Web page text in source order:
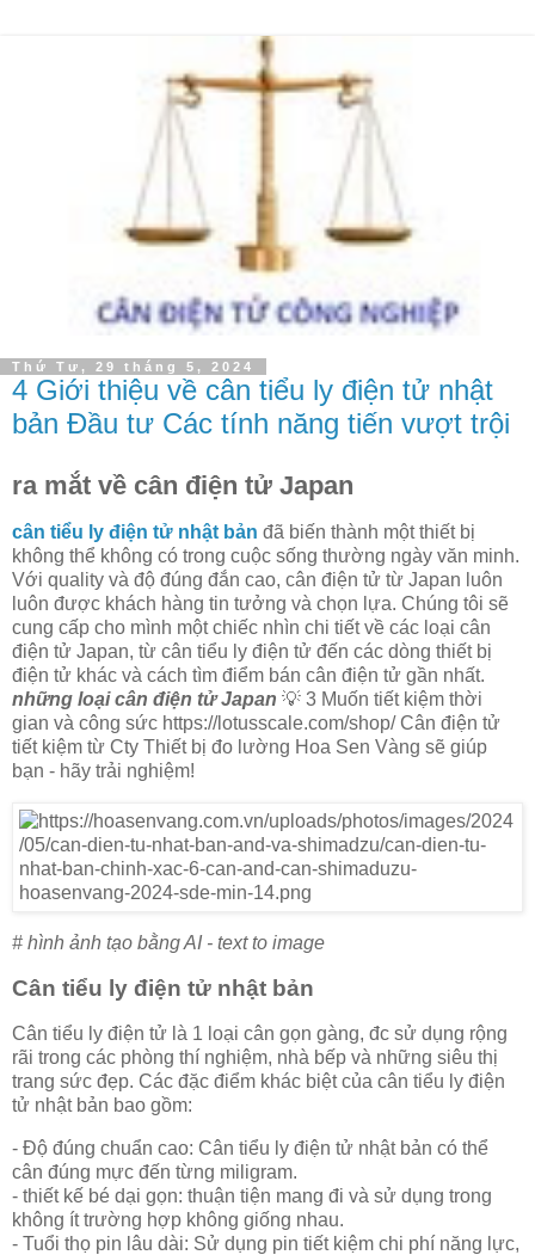
Thứ Tư, 29 tháng 5, 2024
4 Giới thiệu về cân tiểu ly điện tử nhật
bản Đầu tư Các tính năng tiến vượt trội
ra mắt về cân điện tử Japan
cân tiểu ly điện tử nhật bản đã biến thành một thiết bị
không thể không có trong cuộc sống thường ngày văn minh.
Với quality và độ đúng đắn cao, cân điện tử từ Japan luôn
luôn được khách hàng tin tưởng và chọn lựa. Chúng tôi sẽ
cung cấp cho mình một chiếc nhìn chi tiết về các loại cân
điện tử Japan, từ cân tiểu ly điện tử đến các dòng thiết bị
điện tử khác và cách tìm điểm bán cân điện tử gần nhất.
những loại cân điện tử Japan 💡 3 Muốn tiết kiệm thời
gian và công sức https://lotusscale.com/shop/ Cân điện tử
tiết kiệm từ Cty Thiết bị đo lường Hoa Sen Vàng sẽ giúp
bạn - hãy trải nghiệm!
# hình ảnh tạo bằng AI - text to image
Cân tiểu ly điện tử nhật bản
Cân tiểu ly điện tử là 1 loại cân gọn gàng, đc sử dụng rộng
rãi trong các phòng thí nghiệm, nhà bếp và những siêu thị
trang sức đẹp. Các đặc điểm khác biệt của cân tiểu ly điện
tử nhật bản bao gồm:
- Độ đúng chuẩn cao: Cân tiểu ly điện tử nhật bản có thể
cân đúng mực đến từng miligram.
- thiết kế bé dại gọn: thuận tiện mang đi và sử dụng trong
không ít trường hợp không giống nhau.
- Tuổi thọ pin lâu dài: Sử dụng pin tiết kiệm chi phí năng lực,